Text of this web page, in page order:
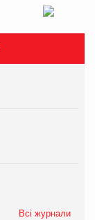
Всі журнали